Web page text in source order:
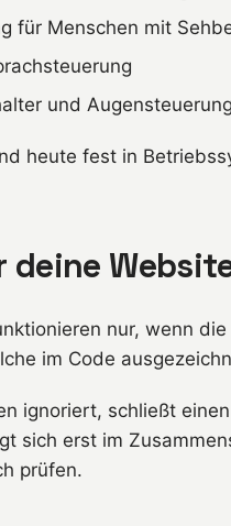
für Menschen mit
und
heute fest in
deine
nur, wenn
im Code
ignoriert, schließt
sich erst im
prüfen.